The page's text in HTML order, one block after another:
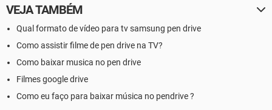
VEJA TAMBÉM
Qual formato de vídeo para tv samsung pen drive
Como assistir filme de pen drive na TV?
Como baixar musica no pen drive
Filmes google drive
Como eu faço para baixar música no pendrive ?